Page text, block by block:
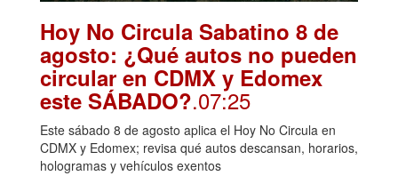
Hoy No Circula Sabatino 8 de
agosto: ¿Qué autos no pueden
circular en CDMX y Edomex
este SÁBADO?.07:25
Este sábado 8 de agosto aplica el Hoy No Circula en
CDMX y Edomex; revisa qué autos descansan, horarios,
hologramas y vehículos exentos